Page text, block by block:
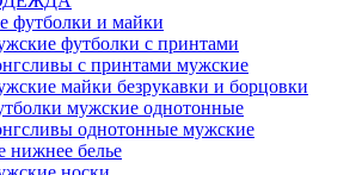
футболки и майки
футболки с принтами
с принтами мужские
майки безрукавки и борцовки
мужские однотонные
однотонные мужские
нижнее белье